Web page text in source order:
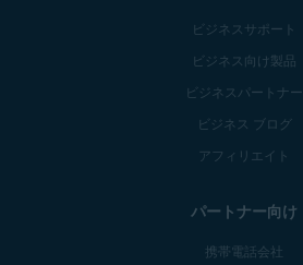
ビジネスサポート
ビジネス向け製品
ビジネスパートナー
ビジネス ブログ
アフィリエイト
パートナー向け
携帯電話会社